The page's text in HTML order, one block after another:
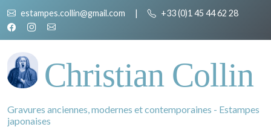
estampes.collin@gmail.com | +33 (0)1 45 44 62 28
Christian Collin
Gravures anciennes, modernes et contemporaines - Estampes
japonaises